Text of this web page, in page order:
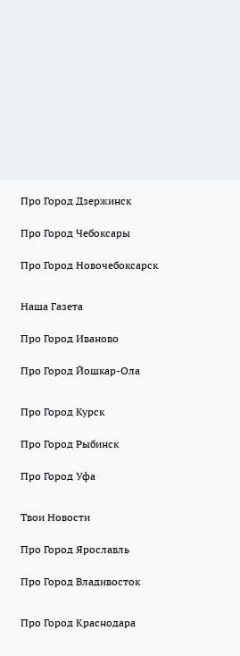
Про Город Дзержинск
Про Город Чебоксары
Про Город Новочебоксарск
Наша Газета
Про Город Иваново
Про Город Йошкар-Ола
Про Город Курск
Про Город Рыбинск
Про Город Уфа
Твои Новости
Про Город Ярославль
Про Город Владивосток
Про Город Краснодара